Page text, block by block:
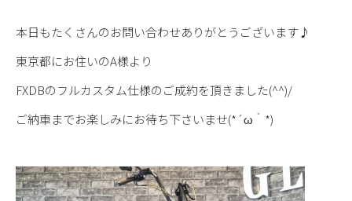
本日もたくさんのお問い合わせありがとうございます♪
東京都にお住いのA様より
FXDBのフルカスタム仕様のご成約を頂きました(^^)/
ご納車までお楽しみにお待ち下さいませ(*´ω｀*)